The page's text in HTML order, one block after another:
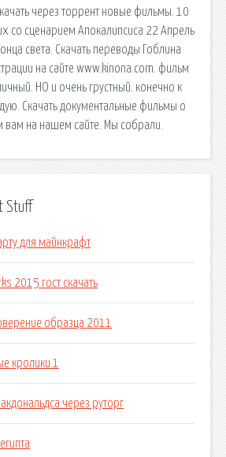
через торрент новые фильмы. 10
со сценарием Апокалипсиса 22 Апрель
света. Скачать переводы Гоблина
на сайте www.kinona.com. фильм
НО и очень грустный. конечно к
Скачать документальные фильмы о
вам на нашем сайте. Мы собрали.
Stuff
для майнкрафт
2015 гост скачать
образца 2011
кролики 1
через руторг